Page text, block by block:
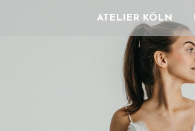
ATELIER KÖLN